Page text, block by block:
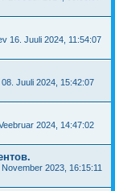
16. Juuli 2024, 11:54:07
Juuli 2024, 15:42:07
2024, 14:47:02
2023, 16:15:11